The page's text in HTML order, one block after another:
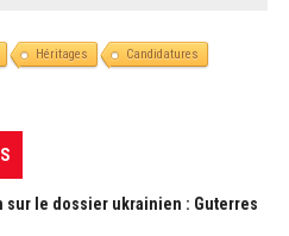
Héritages
Candidatures
sur le dossier ukrainien : Guterres